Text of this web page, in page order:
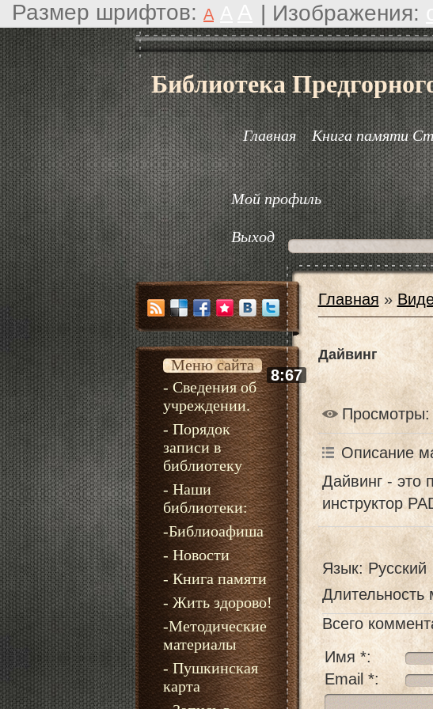
Размер шрифтов: A | Изображения:
Библиотека
Главная Книга памяти
Мой профиль
Выход
Меню сайта
- Сведения об
учреждении.
- Порядок
записи в
библиотеку
- Наши
библиотеки:
-Библиоафиша
- Новости
- Книга памяти
- Жить здорово!
-Методические
материалы
- Пушкинская
карта
Главная »
Дайвинг
8:67
Просмотры:
Описание
Дайвинг - это
инструктор
Язык: Русский
Длительность
Всего
Имя *:
Email *: